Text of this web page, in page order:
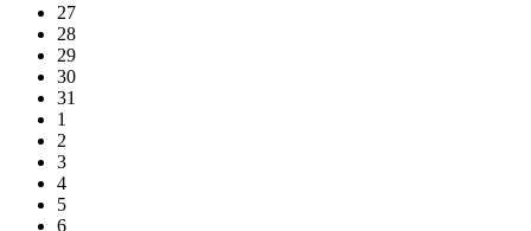
27
28
29
30
31
1
2
3
4
5
6